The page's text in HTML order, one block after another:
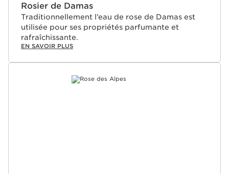
Rosier de Damas
Traditionnellement l’eau de rose de Damas est
utilisée pour ses propriétés parfumante et
rafraîchissante.
EN SAVOIR PLUS